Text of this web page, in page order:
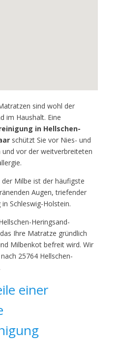
sind wohl der
im Haushalt. Eine
in Hellschen-
schützt Sie vor Nies- und
vor der weitverbreiteten
Milbe ist der häufigste
Augen, triefender
Schleswig-Holstein.
Heringsand-
Ihre Matratze gründlich
Milbenkot befreit wird. Wir
25764 Hellschen-
einer